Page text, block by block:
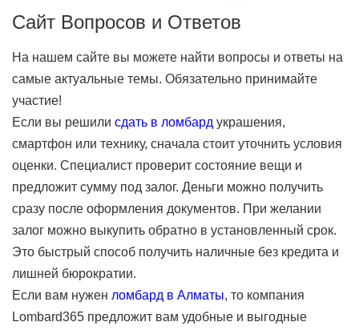
Сайт Вопросов и Ответов
На нашем сайте вы можете найти вопросы и ответы на
самые актуальные темы. Обязательно принимайте
участие!
Если вы решили сдать в ломбард украшения,
смартфон или технику, сначала стоит уточнить условия
оценки. Специалист проверит состояние вещи и
предложит сумму под залог. Деньги можно получить
сразу после оформления документов. При желании
залог можно выкупить обратно в установленный срок.
Это быстрый способ получить наличные без кредита и
лишней бюрократии.
Если вам нужен ломбард в Алматы, то компания
Lombard365 предложит вам удобные и выгодные